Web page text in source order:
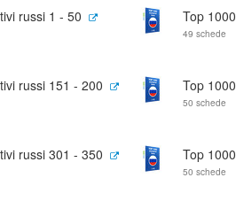
russi 1 - 50 Top
49 schede
russi 151 - 200 Top
50 schede
russi 301 - 350 Top
50 schede